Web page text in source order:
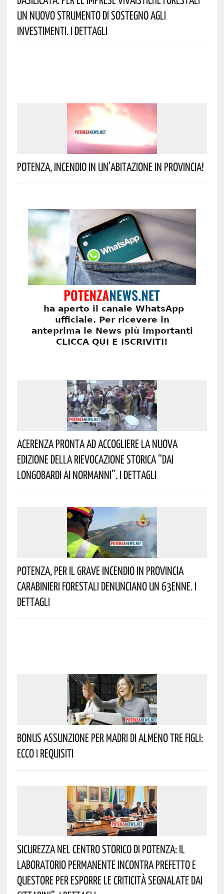
Un Nuovo Strumento Di Sostegno Agli
Investimenti. I Dettagli
Potenza, Incendio In Un’abitazione In Provincia!
Acerenza Pronta Ad Accogliere La Nuova
Edizione Della Rievocazione Storica “Dai
Longobardi Ai Normanni”. I Dettagli
Potenza, Per Il Grave Incendio In Provincia
Carabinieri Forestali Denunciano Un 63enne. I
Dettagli
Bonus Assunzione Per Madri Di Almeno Tre Figli:
Ecco I Requisiti
Sicurezza Nel Centro Storico Di Potenza: Il
Laboratorio Permanente Incontra Prefetto E
Questore Per Esporre Le Criticità Segnalate Dai